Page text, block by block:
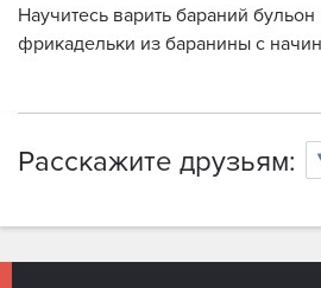
Просмотр видео
оформленной
Войти
Научитесь варить бараний
фрикадельки из баранины с
Расскажите друзьям: